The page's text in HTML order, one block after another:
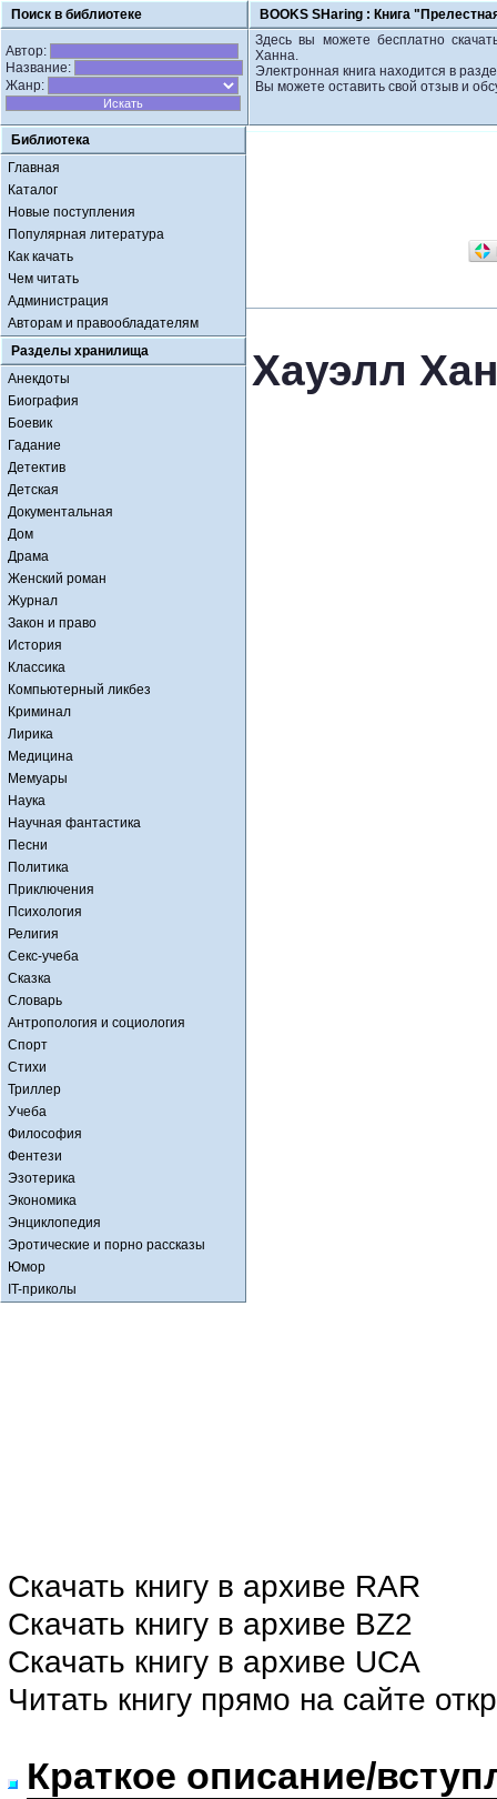
Поиск в библиотеке BOOKS SHaring : Книга
Автор:
Название:
Жанр:
Здесь вы можете бесплатно
Ханна.
Электронная книга находится в
Вы можете оставить свой отзыв и
Библиотека
Главная
Каталог
Новые поступления
Популярная литература
Как качать
Чем читать
Администрация
Авторам и правообладателям
Разделы хранилища
Анекдоты
Биография
Боевик
Гадание
Детектив
Детская
Документальная
Дом
Драма
Женский роман
Журнал
Закон и право
История
Классика
Компьютерный ликбез
Криминал
Лирика
Медицина
Мемуары
Наука
Научная фантастика
Песни
Политика
Приключения
Психология
Религия
Секс-учеба
Сказка
Словарь
Антропология и социология
Спорт
Стихи
Триллер
Учеба
Философия
Фентези
Эзотерика
Экономика
Энциклопедия
Эротические и порно рассказы
Юмор
IT-приколы
Хауэлл
Скачать книгу в архиве RAR
Скачать книгу в архиве BZ2
Скачать книгу в архиве UCA
Читать книгу прямо на сайте
Краткое описание/